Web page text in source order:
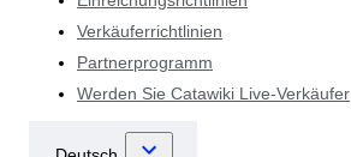
Verkäuferrichtlinien
Partnerprogramm
Werden Sie Catawiki Live-Verkäufer